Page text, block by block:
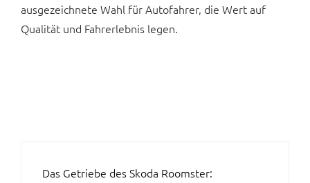
ausgezeichnete Wahl für Autofahrer, die Wert auf
Qualität und Fahrerlebnis legen.
BEITRAGSNAVIGATION
Das Getriebe des Skoda Roomster: